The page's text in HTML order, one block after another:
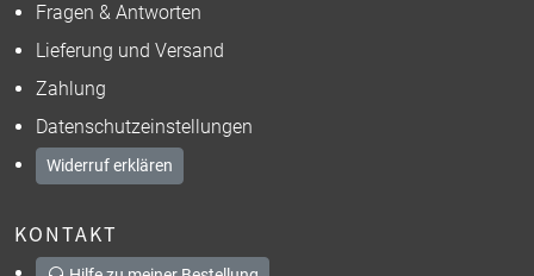
Fragen & Antworten
Lieferung und Versand
Zahlung
Datenschutzeinstellungen
Widerruf erklären
KONTAKT